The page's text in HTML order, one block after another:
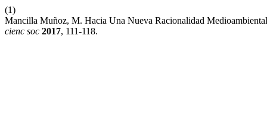
(1)
Mancilla Muñoz, M. Hacia Una Nueva Racionalidad
cienc soc 2017, 111-118.